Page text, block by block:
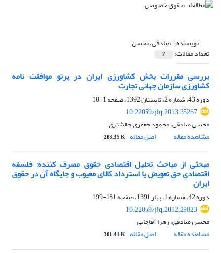
نویسنده =صادقی، محسن
تعداد مقالات: 7
بررسی مقررات بخش کشاورزی ایران در پرتو موافقت نامه
کشاورزی سازمان جهانی تجارت
دوره 43، شماره 2، تابستان 1392، صفحه
1-18
10.22059/jlq.2013.35267
محسن صادقی، محمود جعفری چالشتری
مشاهده مقاله
اصل مقاله 283.35 K
مبحثی از مباحث تحلیل اقتصادی حقوق مصرف کننده: فلسفه
اقتصادی حق تعویض یا استرداد کالای معیوب و جایگاه آن در حقوق
ایران
دوره 42، شماره 1، بهار 1391، صفحه
181-199
10.22059/jlq.2012.29823
محسن صادقی، زهرا آقاجانی
مشاهده مقاله
اصل مقاله 301.41 K